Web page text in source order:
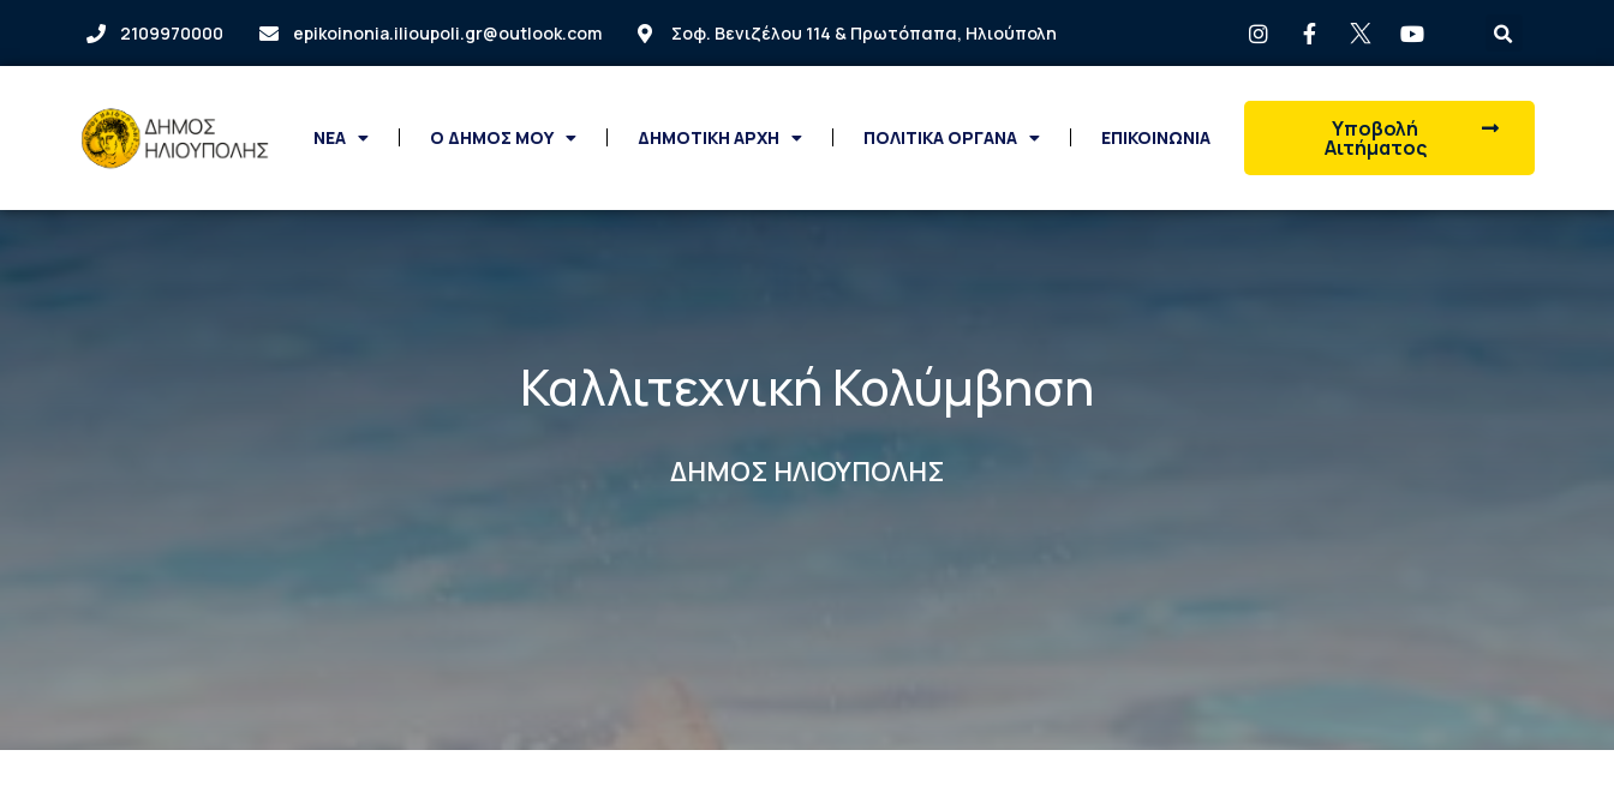
2109970000 epikoinonia.ilioupoli.gr@outlook.com Σοφ. Βενιζέλου 114 & Πρωτόπαπα, Ηλιούπολη
ΝΕΑ Ο ΔΗΜΟΣ ΜΟΥ ΔΗΜΟΤΙΚΗ ΑΡΧΗ ΠΟΛΙΤΙΚΑ ΟΡΓΑΝΑ ΕΠΙΚΟΙΝΩΝΙΑ Υποβολή
Αιτήματος
Καλλιτεχνική Κολύμβηση
ΔΗΜΟΣ ΗΛΙΟΥΠΟΛΗΣ